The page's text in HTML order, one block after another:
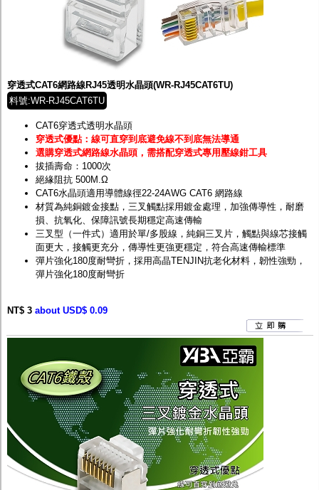
穿透式CAT6網路線RJ45透明水晶頭(WR-RJ45CAT6TU)
料號:WR-RJ45CAT6TU
CAT6穿透式透明水晶頭
穿透式優點：線可直穿到底避免線不到底無法導通
選購穿透式網路線水晶頭，需搭配穿透式專用壓線鉗工具
拔插壽命：1000次
絕緣阻抗 500M.Ω
CAT6水晶頭適用導體線徑22-24AWG CAT6 網路線
材質為純銅鍍金接點，三叉觸點採用鍍金處理，加強傳導性，耐磨
損、抗氧化、保障訊號長期穩定高速傳輸
三叉型（一件式）適用於單/多股線，純銅三叉片，觸點與線芯接觸
面更大，接觸更充分，傳導性更強更穩定，符合高速傳輸標準
彈片強化180度耐彎折，採用高晶TENJIN抗老化材料，韌性強勁，
彈片強化180度耐彎折
NT$ 3 about USD$ 0.09